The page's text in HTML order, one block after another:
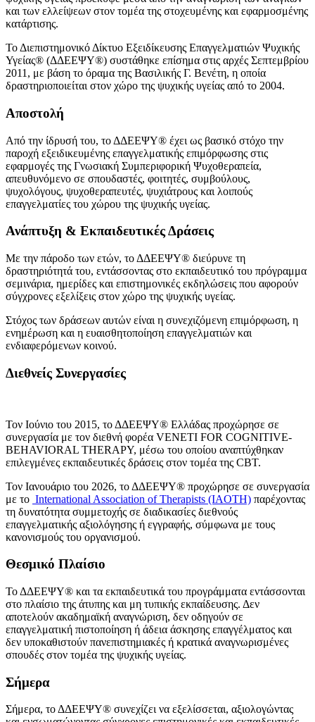
και των ελλείψεων στον τομέα της στοχευμένης και εφαρμοσμένης
κατάρτισης.
Το Διεπιστημονικό Δίκτυο Εξειδίκευσης Επαγγελματιών Ψυχικής
Υγείας® (ΔΔΕΕΨΥ®) συστάθηκε επίσημα στις αρχές Σεπτεμβρίου
2011, με βάση το όραμα της Βασιλικής Γ. Βενέτη, η οποία
δραστηριοποιείται στον χώρο της ψυχικής υγείας από το 2004.
Αποστολή
Από την ίδρυσή του, το ΔΔΕΕΨΥ® έχει ως βασικό στόχο την
παροχή εξειδικευμένης επαγγελματικής επιμόρφωσης στις
εφαρμογές της Γνωσιακή Συμπεριφορική Ψυχοθεραπεία,
απευθυνόμενο σε σπουδαστές, φοιτητές, συμβούλους,
ψυχολόγους, ψυχοθεραπευτές, ψυχιάτρους και λοιπούς
επαγγελματίες του χώρου της ψυχικής υγείας.
Ανάπτυξη & Εκπαιδευτικές Δράσεις
Με την πάροδο των ετών, το ΔΔΕΕΨΥ® διεύρυνε τη
δραστηριότητά του, εντάσσοντας στο εκπαιδευτικό του πρόγραμμα
σεμινάρια, ημερίδες και επιστημονικές εκδηλώσεις που αφορούν
σύγχρονες εξελίξεις στον χώρο της ψυχικής υγείας.
Στόχος των δράσεων αυτών είναι η συνεχιζόμενη επιμόρφωση, η
ενημέρωση και η ευαισθητοποίηση επαγγελματιών και
ενδιαφερόμενων κοινού.
Διεθνείς Συνεργασίες
Τον Ιούνιο του 2015, το ΔΔΕΕΨΥ® Ελλάδας προχώρησε σε
συνεργασία με τον διεθνή φορέα VENETI FOR COGNITIVE-
BEHAVIORAL THERAPY, μέσω του οποίου αναπτύχθηκαν
επιλεγμένες εκπαιδευτικές δράσεις στον τομέα της CBT.
Τον Ιανουάριο του 2026, το ΔΔΕΕΨΥ® προχώρησε σε συνεργασία
με το International Association of Therapists (IAOTH) παρέχοντας
τη δυνατότητα συμμετοχής σε διαδικασίες διεθνούς
επαγγελματικής αξιολόγησης ή εγγραφής, σύμφωνα με τους
κανονισμούς του οργανισμού.
Θεσμικό Πλαίσιο
Το ΔΔΕΕΨΥ® και τα εκπαιδευτικά του προγράμματα εντάσσονται
στο πλαίσιο της άτυπης και μη τυπικής εκπαίδευσης. Δεν
αποτελούν ακαδημαϊκή αναγνώριση, δεν οδηγούν σε
επαγγελματική πιστοποίηση ή άδεια άσκησης επαγγέλματος και
δεν υποκαθιστούν πανεπιστημιακές ή κρατικά αναγνωρισμένες
σπουδές στον τομέα της ψυχικής υγείας.
Σήμερα
Σήμερα, το ΔΔΕΕΨΥ® συνεχίζει να εξελίσσεται, αξιολογώντας